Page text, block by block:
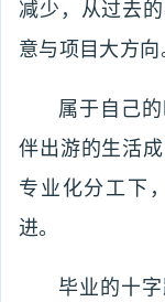
减少，从过去
意与项目大方向
属于自己
伴出游的生活
专业化分工下
进。
毕业的十